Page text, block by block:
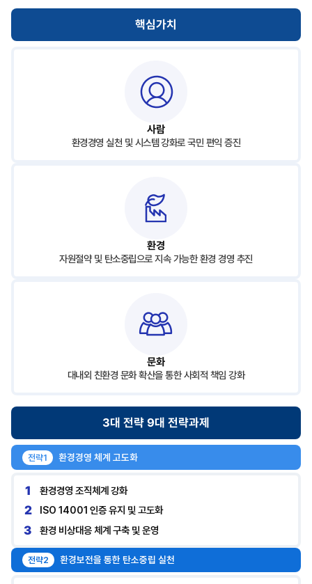
핵심가치
사람
환경경영 실천 및 시스템 강화로 국민 편익 증진
환경
자원절약 및 탄소중립으로 지속 가능한 환경 경영 추진
문화
대내외 친환경 문화 확산을 통한 사회적 책임 강화
3대 전략 9대 전략과제
전략1 환경경영 체계 고도화
1 환경경영 조직체계 강화
2 ISO 14001 인증 유지 및 고도화
3 환경 비상대응 체계 구축 및 운영
전략2 환경보전을 통한 탄소중립 실천